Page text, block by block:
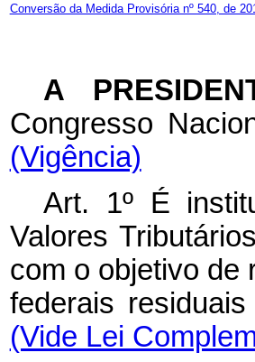
Conversão da Medida Provisória nº 540, de
A
Congresso
(Vigência)
Art. 1º É
Valores
com o objetivo de
federais
(Vide Lei